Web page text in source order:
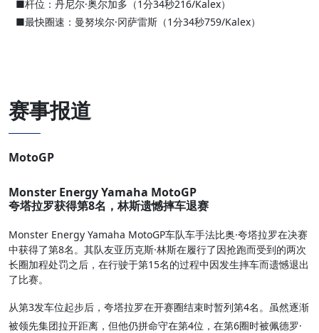
■杆位：丹尼尔·奥尔加多（1分34秒216/Kalex）
■最快圈速：曼努埃尔·冈萨雷斯（1分34秒759/Kalex）
赛事报道
MotoGP
Monster Energy Yamaha MotoGP
夸塔拉罗获得第8名，林斯遗憾摔车退赛
Monster Energy Yamaha MotoGP车队车手法比奥·夸塔拉罗在决赛
中获得了第8名。其队友亚历克斯·林斯在履行了因抢跑而受到的两次
长圈加程处罚之后，在行驶于第15名的过程中因发生摔车而遗憾退出
了比赛。
从第3发车位起步后，夸塔拉罗在开赛圈结束时暂列第4名。虽然逐渐
被领先集团拉开距离，但他仍拼命守在第4位，在第6圈时被佩德罗·